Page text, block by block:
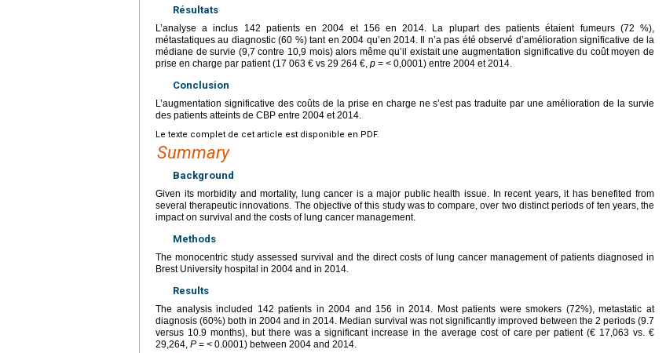
Résultats
L’analyse a inclus 142 patients en 2004 et 156 en 2014. La plupart des patients étaient fumeurs (72 %),
métastatiques au diagnostic (60 %) tant en 2004 qu’en 2014. Il n’a pas été observé d’amélioration significative de la
médiane de survie (9,7 contre 10,9 mois) alors même qu’il existait une augmentation significative du coût moyen de
prise en charge par patient (17 063 € vs 29 264 €, p = < 0,0001) entre 2004 et 2014.
Conclusion
L’augmentation significative des coûts de la prise en charge ne s’est pas traduite par une amélioration de la survie
des patients atteints de CBP entre 2004 et 2014.
Le texte complet de cet article est disponible en PDF.
Summary
Background
Given its morbidity and mortality, lung cancer is a major public health issue. In recent years, it has benefited from
several therapeutic innovations. The objective of this study was to compare, over two distinct periods of ten years, the
impact on survival and the costs of lung cancer management.
Methods
The monocentric study assessed survival and the direct costs of lung cancer management of patients diagnosed in
Brest University hospital in 2004 and in 2014.
Results
The analysis included 142 patients in 2004 and 156 in 2014. Most patients were smokers (72%), metastatic at
diagnosis (60%) both in 2004 and in 2014. Median survival was not significantly improved between the 2 periods (9.7
versus 10.9 months), but there was a significant increase in the average cost of care per patient (€ 17,063 vs. €
29,264, P = < 0.0001) between 2004 and 2014.